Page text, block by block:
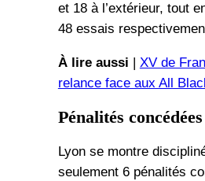
et 18 à l’extérieur, tout
48 essais
À lire aussi
XV de
relance face aux All
Pénalités concédées
Lyon se montre
seulement 6 pénalités